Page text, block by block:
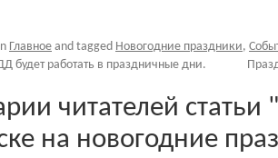
Главное and tagged Новогодние праздники,
будет работать в праздничные дни.
читателей
на новогодние